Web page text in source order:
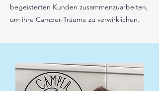
begeisterten Kunden zusammenzuarbeiten,
um ihre Camper-Träume zu verwirklichen.